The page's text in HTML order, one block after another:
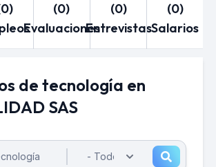
(0)
Evaluaciones
(0)
Entrevistas
(0)
Salarios
de tecnología en
SAS